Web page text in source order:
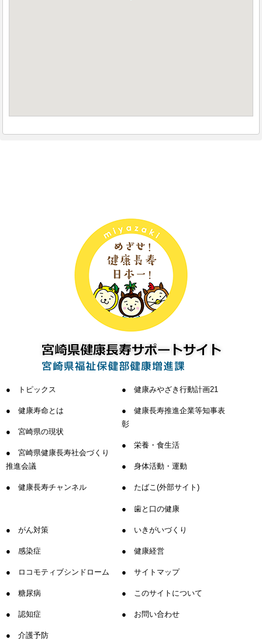
トピックス
健康寿命とは
宮崎県の現状
宮崎県健康長寿社会づくり
推進会議
健康長寿チャンネル
健康みやざき行動計画21
健康長寿推進企業等知事表
彰
栄養・食生活
身体活動・運動
たばこ(外部サイト)
歯と口の健康
がん対策
感染症
ロコモティブシンドローム
糖尿病
認知症
介護予防
いきがいづくり
健康経営
サイトマップ
このサイトについて
お問い合わせ